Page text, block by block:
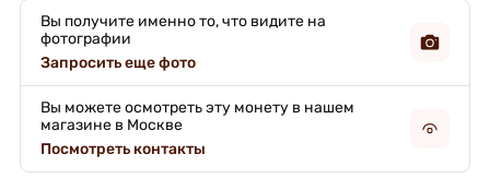
Вы получите именно то, что видите на
фотографии
Запросить еще фото
Вы можете осмотреть эту монету в нашем
магазине в Москве
Посмотреть контакты